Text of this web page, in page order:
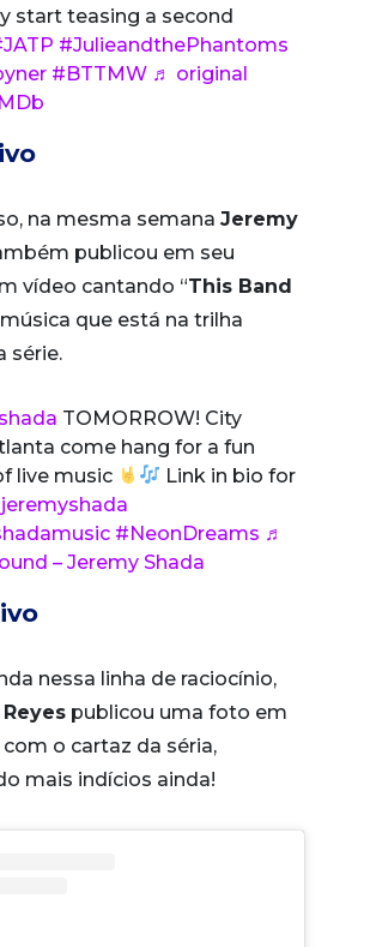
start teasing a second
#JulieandthePhantoms
#BTTMW ♬ original
na mesma semana Jeremy
publicou em seu
vídeo cantando “This Band
música que está na trilha
série.
TOMORROW! City
come hang for a fun
live music
Link in bio for
#NeonDreams ♬
– Jeremy Shada
nessa linha de raciocínio,
publicou uma foto em
o cartaz da séria,
mais indícios ainda!